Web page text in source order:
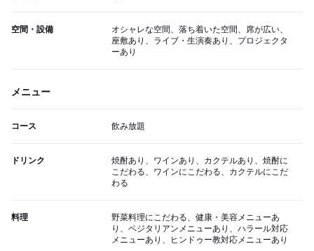
空間・設備
オシャレな空間、落ち着いた空間、席が広い、
座敷あり、ライブ・生演奏あり、プロジェクタ
ーあり
メニュー
コース 飲み放題
ドリンク
焼酎あり、ワインあり、カクテルあり、焼酎に
こだわる、ワインにこだわる、カクテルにこだ
わる
料理
野菜料理にこだわる、健康・美容メニューあ
り、ベジタリアンメニューあり、ハラール対応
メニューあり、ヒンドゥー教対応メニューあり